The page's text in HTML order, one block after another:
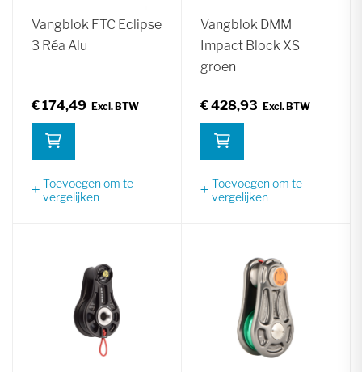
Vangblok FTC Eclipse
3 Réa Alu
€ 174,49
Toevoegen om te
vergelijken
Vangblok DMM
Impact Block XS
groen
€ 428,93
Toevoegen om te
vergelijken